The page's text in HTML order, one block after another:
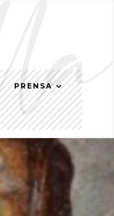
PRENSA